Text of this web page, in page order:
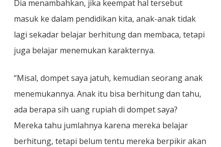
Dia menambahkan, jika keempat hal tersebut
masuk ke dalam pendidikan kita, anak-anak tidak
lagi sekadar belajar berhitung dan membaca, tetapi
juga belajar menemukan karakternya.
“Misal, dompet saya jatuh, kemudian seorang anak
menemukannya. Anak itu bisa berhitung dan tahu,
ada berapa sih uang rupiah di dompet saya?
Mereka tahu jumlahnya karena mereka belajar
berhitung, tetapi belum tentu mereka berpikir akan